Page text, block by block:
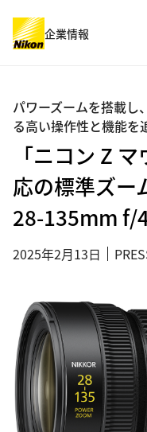
企業情報
「ニコン Z
応の標準ズー
28-135mm f/
パワーズームを搭載し
る高い操作性と機能を
2025年2月13日